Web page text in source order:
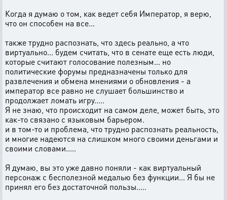
Когда я думаю о том, как ведет себя Император, я верю,
что он способен на все...
также трудно распознать, что здесь реально, а что
виртуально... будем считать, что в сенате еще есть люди,
которые считают голосование полезным... но
политические форумы предназначены только для
развлечения и обмена мнениями о обновления - а
император все равно не слушает большинство и
продолжает ломать игру.....
Я не знаю, что происходит на самом деле, может быть, это
как-то связано с языковым барьером.
и в том-то и проблема, что трудно распознать реальность,
и многие надеются на слишком много своими деньгами и
своими словами.....
Я думаю, вы это уже давно поняли - как виртуальный
персонаж с бесполезной медалью без функции... Я бы не
принял его без достаточной пользы.....